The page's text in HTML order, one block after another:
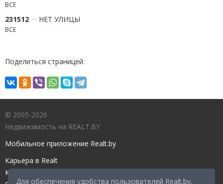
Для обеспечения удобства пользователей Realt.by,
ВСЕ
231512 НЕТ УЛИЦЫ
ВСЕ
Поделиться страницей:
© 2005-2026
Недвижимость на REALT.BY
Мобильное приложение Realt.by
Карьера в Realt
Контакты редакции